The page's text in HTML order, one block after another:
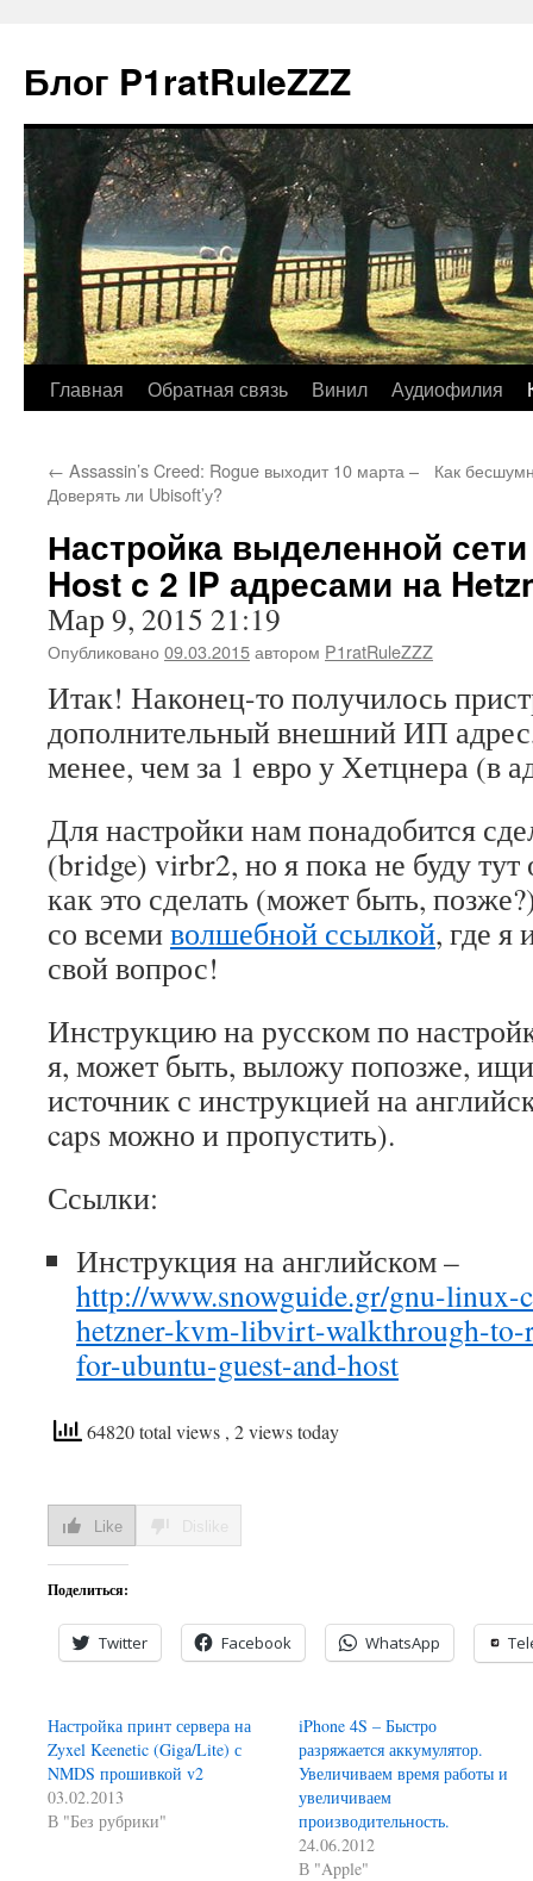
Блог P1ratRuleZZZ
Главная Обратная связь Винил Аудиофилия
← Assassin’s Creed: Rogue выходит 10 марта –
Доверять ли Ubisoft’у?
Как
Настройка выделенной
Host c 2 IP адресами на
Мар 9, 2015 21:19
Опубликовано 09.03.2015автором P1ratRuleZZZ
Итак! Наконец-то получилось
дополнительный внешний ИП
менее, чем за 1 евро у Хетцнера (в
Для настройки нам понадобится
(bridge) virbr2, но я пока не буду
как это сделать (может быть,
со всемиволшебной ссылкой, где я
свой вопрос!
Инструкцию на русском по
я, может быть, выложу попозже,
источник с инструкцией на
caps можно и пропустить).
Ссылки:
Инструкция на английском –
http://www.snowguide.gr/gnu-
hetzner-kvm-libvirt-walkthrough-to-
for-ubuntu-guest-and-host
64820 total views , 2 views today
Like
Поделиться:
Twitter Facebook WhatsApp
Настройка принт сервера на
Zyxel Keenetic (Giga/Lite) с
NMDS прошивкой v2
03.02.2013
В "Без рубрики"
iPhone 4S – Быстро
разряжается аккумулятор.
Увеличиваем время работы и
увеличиваем
производительность.
24.06.2012
В "Apple"